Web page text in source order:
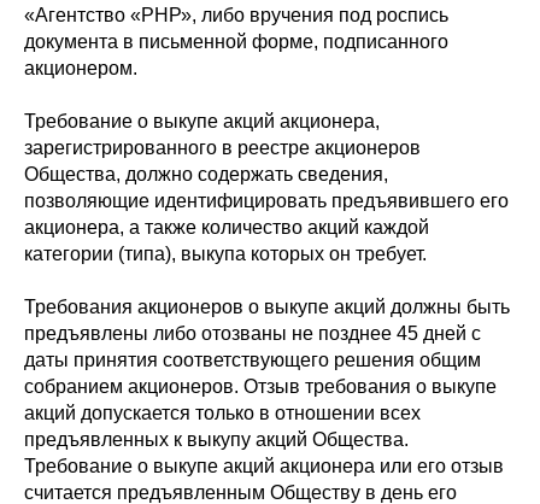
«Агентство «РНР», либо вручения под роспись
документа в письменной форме, подписанного
акционером.
Требование о выкупе акций акционера,
зарегистрированного в реестре акционеров
Общества, должно содержать сведения,
позволяющие идентифицировать предъявившего его
акционера, а также количество акций каждой
категории (типа), выкупа которых он требует.
Требования акционеров о выкупе акций должны быть
предъявлены либо отозваны не позднее 45 дней с
даты принятия соответствующего решения общим
собранием акционеров. Отзыв требования о выкупе
акций допускается только в отношении всех
предъявленных к выкупу акций Общества.
Требование о выкупе акций акционера или его отзыв
считается предъявленным Обществу в день его